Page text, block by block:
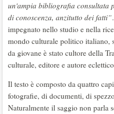
un'ampia bibliografia consultata
di conoscenza, anzitutto dei fatti”
impegnato nello studio e nella
mondo culturale politico italiano,
da giovane è stato cultore della
culturale, editore e autore
Il testo è composto da quattro
fotografie, di documenti, di
Naturalmente il saggio non parla